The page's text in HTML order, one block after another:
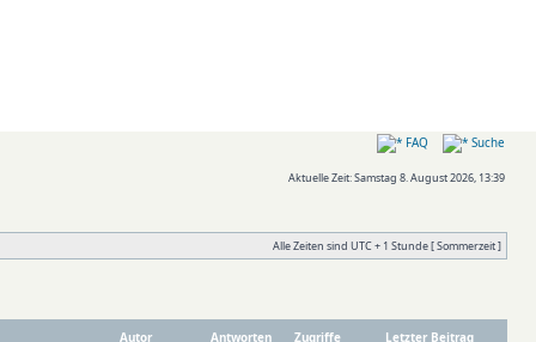
FAQ Suche
Aktuelle Zeit: Samstag 8. August 2026, 13:39
Alle Zeiten sind UTC + 1 Stunde [ Sommerzeit ]
Autor Antworten Zugriffe Letzter Beitrag